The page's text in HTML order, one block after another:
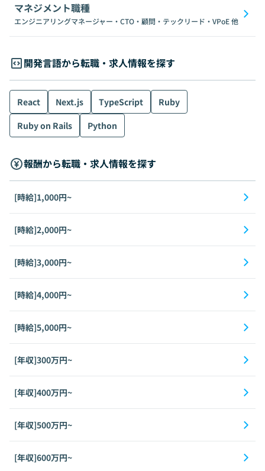
マネジメント職種
エンジニアリングマネージャー・CTO・顧問・テックリード・VPoE他
開発言語から転職・求人情報を探す
React Next.js TypeScript
Ruby
Ruby on Rails
Python
報酬から転職・求人情報を探す
[時給]1,000円~
[時給]2,000円~
[時給]3,000円~
[時給]4,000円~
[時給]5,000円~
[年収]300万円~
[年収]400万円~
[年収]500万円~
[年収]600万円~